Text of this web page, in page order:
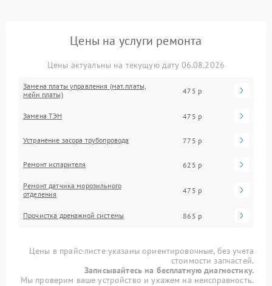
Цены на услуги ремонта
Цены актуальны на текущую дату 06.08.2026
Замена платы управления (мат.платы,
мейн платы)
475 р
Замена ТЭН 475 р
Устранение засора трубопровода 775 р
Ремонт испарителя 625 р
Ремонт датчика морозильного
отделения
475 р
Прочистка дренажной системы 865 р
Цены в прайс-листе указаны ориентировочные, без учета
стоимости запчастей.
Записывайтесь на бесплатную диагностику.
Мы проверим ваше устройство и укажем на неисправность.